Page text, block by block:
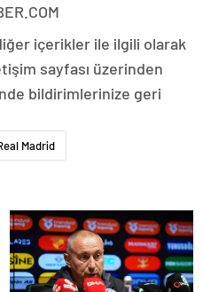
içerikler ile ilgili olarak
sayfası üzerinden
bildirimlerinize geri
Madrid